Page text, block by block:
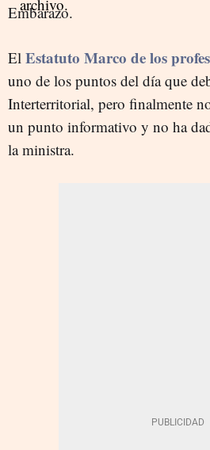
Embarazo.
El Estatuto Marco de los
uno de los puntos del día que
Interterritorial, pero finalmente
un punto informativo y no ha
la ministra.